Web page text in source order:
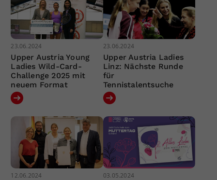
23.06.2024
Upper Austria Young
Ladies Wild-Card-
Challenge 2025 mit
neuem Format
23.06.2024
Upper Austria Ladies
Linz: Nächste Runde
für
Tennistalentsuche
12.06.2024 03.05.2024